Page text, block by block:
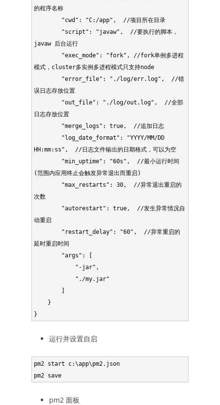
的程序名称
javaw 后台运行
模式，cluster多实例多进程模式只支持node
误日志存放位置
日志存放位置
HH:mm:ss",  //日志文件输出的日期格式，可以为空
(范围内应用终止会触发异常退出而重启)
次数
动重启
延时重启时间
运行并设置自启
pm2 start c:\app\pm2.json
pm2 面板